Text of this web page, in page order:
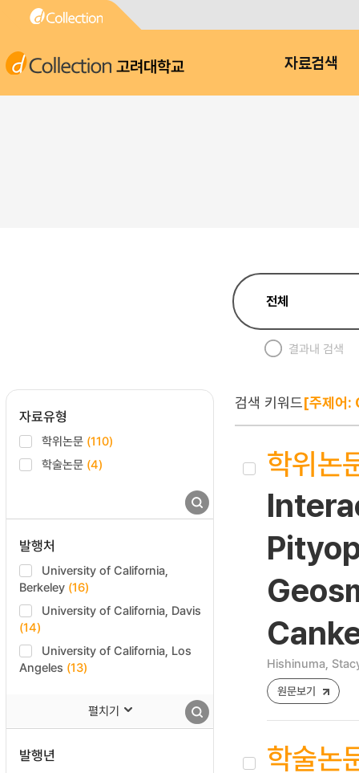
고려대학교 자료검색
결과내 검색
자료유형
학위논문 (110)
학술논문 (4)
발행처
University of California,
Berkeley (16)
University of California, Davis
(14)
University of California, Los
Angeles (13)
펼치기
발행년
검색 키워드[주제어
학위논
Hishinuma,
원문보기
학술논